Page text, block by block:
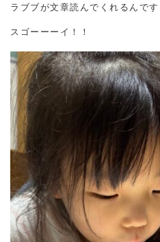
ラブブが文章読んでくれるんで
スゴーーーイ！！